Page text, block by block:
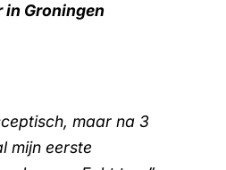
in Groningen
maar na 3
mijn eerste